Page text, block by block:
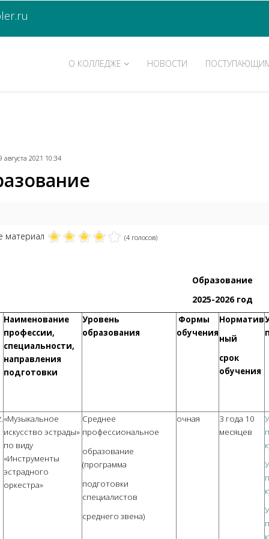
О КОЛЛЕДЖЕ НОВОСТИ
августа 2021 10:34
материал (4 голосов)
Образование
2025-2026 год
Наименование
профессии,
специальности,
направления
подготовки
Уровень
образования
Формы
обучения
Норматив
ный
срок
обучения
«Музыкальное
искусство эстрады»
по виду
«Инструменты
эстрадного
оркестра»
Среднее
профессиональное
образование
(программа
подготовки
специалистов
среднего звена)
очная
3 года 10
месяцев